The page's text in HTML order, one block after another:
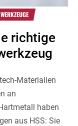
WERKZEUGE
richtige
Materialien
an
haben
aus HSS: Sie